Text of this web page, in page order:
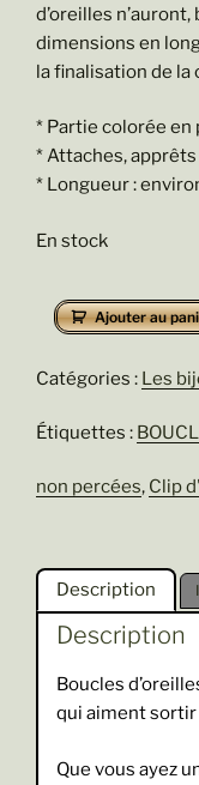
d’oreilles
dimensions en
la finalisation de la
* Partie colorée en
* Attaches,
* Longueur :
En stock
quantité
de
Ajouter au
Catégories : Les
Étiquettes :
non percées, Clip
Description
Description
Boucles
qui aiment sortir
Que vous ayez